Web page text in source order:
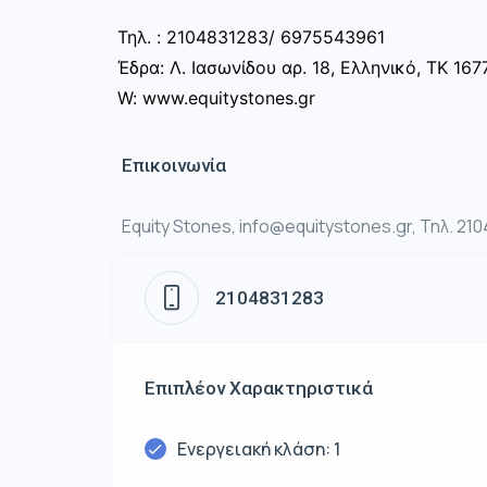
Τηλ. : 2104831283/ 6975543961
Έδρα: Λ. Ιασωνίδου αρ. 18, Ελληνικό, ΤΚ
W: www.equitystones.gr
Επικοινωνία
Equity Stones, info@equitystones.gr, Τηλ.
2104831283
Επιπλέον Χαρακτηριστικά
Ενεργειακή κλάση: 1